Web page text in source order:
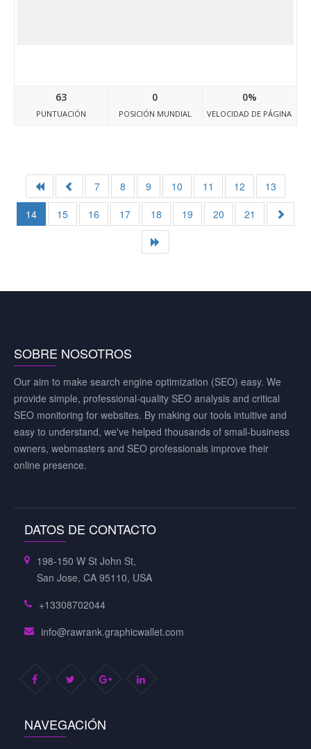
63
PUNTUACIÓN
0
POSICIÓN MUNDIAL
0%
VELOCIDAD DE PÁGINA
7 8 9 10 11 12
13
14
15 16 17 18 19 20 21
SOBRE NOSOTROS
Our aim to make search engine optimization (SEO) easy. We
provide simple, professional-quality SEO analysis and critical
SEO monitoring for websites. By making our tools intuitive and
easy to understand, we've helped thousands of small-business
owners, webmasters and SEO professionals improve their
online presence.
DATOS DE CONTACTO
198-150 W St John St,
San Jose, CA 95110, USA
+13308702044
info@rawrank.graphicwallet.com
NAVEGACIÓN